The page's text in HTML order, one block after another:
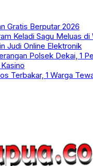
Gratis Berputar 2026
Keladi Sagu Meluas di
Judi Online Elektronik
Polsek Dekai, 1
Terbakar, 1 Warga